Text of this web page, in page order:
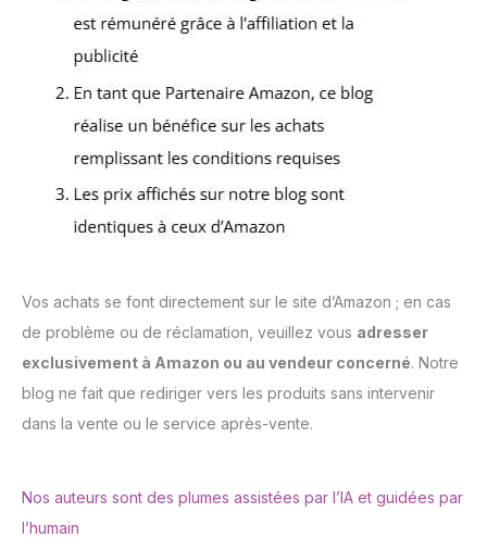
Vos achats se font directement sur le site d’Amazon ; en cas
de problème ou de réclamation, veuillez vous adresser
exclusivement à Amazon ou au vendeur concerné. Notre
blog ne fait que rediriger vers les produits sans intervenir
dans la vente ou le service après-vente.
Nos auteurs sont des plumes assistées par l’IA et guidées par
l’humain